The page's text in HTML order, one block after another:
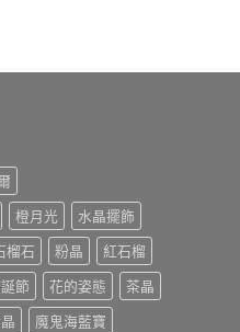
橙月光
水晶擺飾
榴石 粉晶
紅石榴
節 花的姿態
茶晶
魔鬼海藍寶